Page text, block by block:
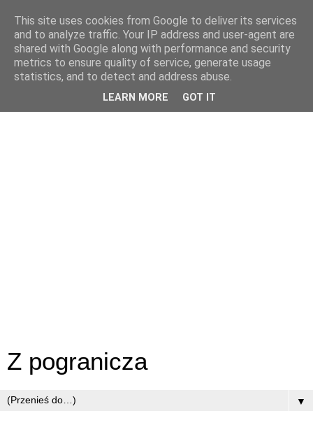
Z pogranicza
▼
This site uses cookies from Google to deliver its services
and to analyze traffic. Your IP address and user-agent are
shared with Google along with performance and security
metrics to ensure quality of service, generate usage
statistics, and to detect and address abuse.
LEARN MORE GOT IT